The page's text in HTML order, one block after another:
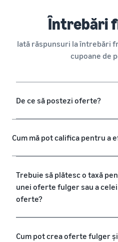
Întrebări
Iată răspunsuri la întrebări
cupoane de
De ce să postezi oferte?
Cum mă pot califica pentru a
Trebuie să plătesc o taxă
unei oferte fulger sau a
oferte?
Cum pot crea oferte fulger